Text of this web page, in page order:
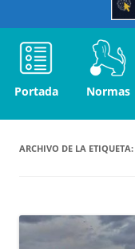
Portada Normas
ARCHIVO DE LA ETIQUETA: